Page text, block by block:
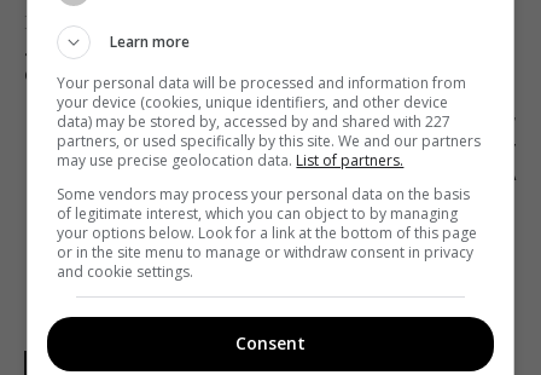
Предыдущий пост
«СУСПІЛЬНЕ» ЗАПУСКАЕТ СПОРТИВНУЮ
СЕКЦИЮ НА САЙТЕ SUSPILNE.MEDIA
Следующий пост
НСЖУ ПРЕДЛАГАЕТ ГОСУДАРСТВУ
ПОДДЕРЖАТЬ ЛОКАЛЬНЫЕ МЕДИА
Learn more
Your personal data will be processed and information from
your device (cookies, unique identifiers, and other device
data) may be stored by, accessed by and shared with 227
partners, or used specifically by this site. We and our partners
may use precise geolocation data. List of partners.
Some vendors may process your personal data on the basis
of legitimate interest, which you can object to by managing
your options below. Look for a link at the bottom of this page
or in the site menu to manage or withdraw consent in privacy
and cookie settings.
Consent